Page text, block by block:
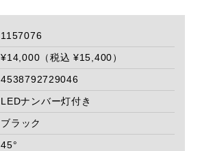
1157076
¥14,000（税込 ¥15,400）
4538792729046
LEDナンバー灯付き
ブラック
45°